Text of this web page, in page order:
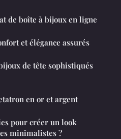
de boîte à bijoux en ligne
et élégance assurés
de tête sophistiqués
en or et argent
pour créer un look
minimalistes ?